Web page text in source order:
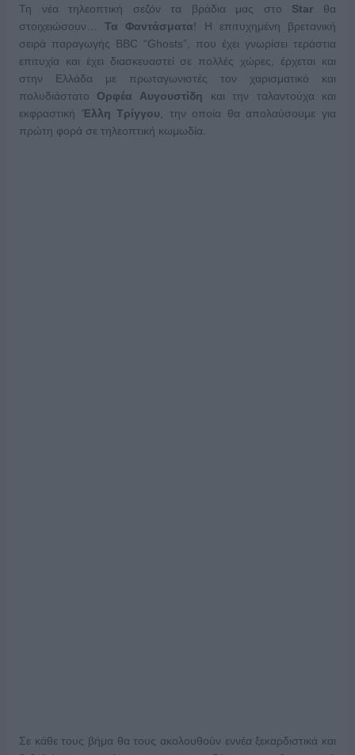
Τη νέα τηλεοπτική σεζόν τα βράδια μας στο Star θα
στοιχειώσουν…Τα Φαντάσματα! Η επιτυχημένη βρετανική
σειρά παραγωγής BBC “Ghosts”, που έχει γνωρίσει τεράστια
επιτυχία και έχει διασκευαστεί σε πολλές χώρες, έρχεται και
στην Ελλάδα με πρωταγωνιστές τον χαρισματικό και
πολυδιάστατο Ορφέα Αυγουστίδη και
την ταλαντούχα και
εκφραστική Έλλη Τρίγγου, την οποία θα απολαύσουμε για
πρώτη φορά σε τηλεοπτική κωμωδία.
Σε κάθε τους βήμα θα τους ακολουθούν εννέα ξεκαρδιστικά και